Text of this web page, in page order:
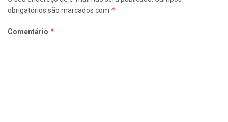
obrigatórios são marcados com *
Comentário *